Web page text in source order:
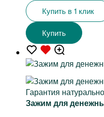
Купить в 1 клик
Купить
Гарантия
Зажим для